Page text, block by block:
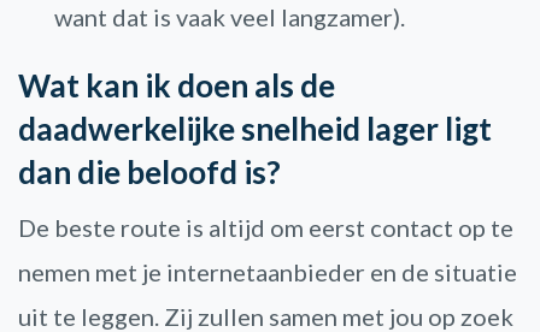
want dat is vaak veel langzamer).
Wat kan ik doen als de
daadwerkelijke snelheid lager ligt
dan die beloofd is?
De beste route is altijd om eerst contact op te
nemen met je internetaanbieder en de situatie
uit te leggen. Zij zullen samen met jou op zoek